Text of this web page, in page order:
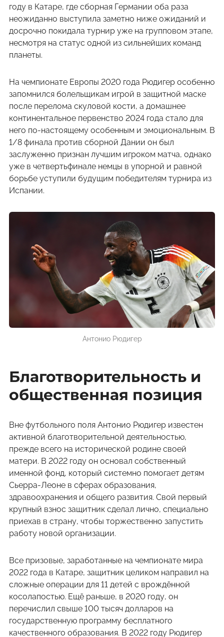
году в Катаре, где сборная Германии оба раза
неожиданно выступила заметно ниже ожиданий и
досрочно покидала турнир уже на групповом этапе,
несмотря на статус одной из сильнейших команд
планеты.
На чемпионате Европы 2020 года Рюдигер особенно
запомнился болельщикам игрой в защитной маске
после перелома скуловой кости, а домашнее
континентальное первенство 2024 года стало для
него по-настоящему особенным и эмоциональным. В
1/8 финала против сборной Дании он был
заслуженно признан лучшим игроком матча, однако
уже в четвертьфинале немцы в упорной и равной
борьбе уступили будущим победителям турнира из
Испании.
Антонио Рюдигер
Благотворительность и
общественная позиция
Вне футбольного поля Антонио Рюдигер известен
активной благотворительной деятельностью,
прежде всего на исторической родине своей
матери. В 2022 году он основал собственный
именной фонд, который системно помогает детям
Сьерра-Леоне в сферах образования,
здравоохранения и общего развития. Свой первый
крупный взнос защитник сделал лично, специально
приехав в страну, чтобы торжественно запустить
работу новой организации.
Все призовые, заработанные на чемпионате мира
2022 года в Катаре, защитник целиком направил на
сложные операции для 11 детей с врождённой
косолапостью. Ещё раньше, в 2020 году, он
перечислил свыше 100 тысяч долларов на
государственную программу бесплатного
качественного образования. В 2022 году Рюдигер